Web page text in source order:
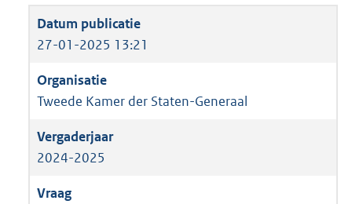
27-01-2025 13:21
Tweede Kamer der Staten-Generaal
2024-2025